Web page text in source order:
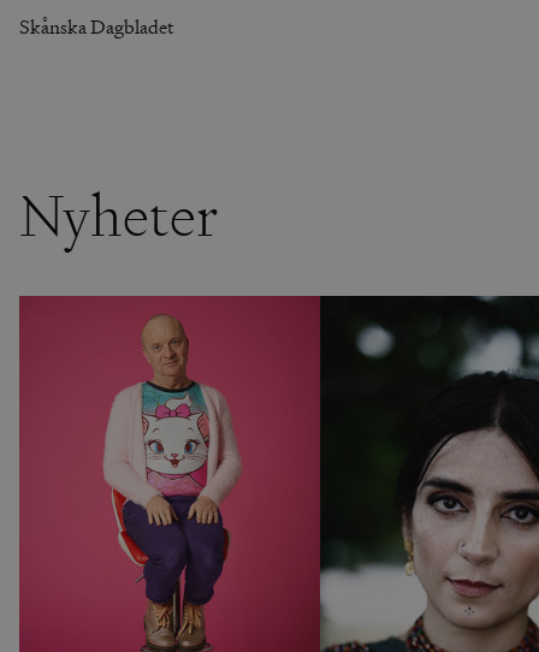
Skånska Dagbladet
Nyheter